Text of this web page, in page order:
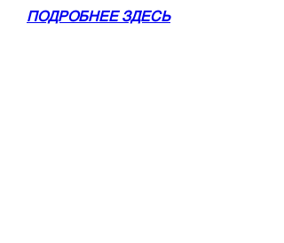
ПОДРОБНЕЕ ЗДЕСЬ